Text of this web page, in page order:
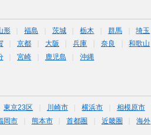
形 福島 茨城 栃木 群馬 埼玉
京都 大阪 兵庫 奈良 和歌山
宮崎 鹿児島 沖縄
東京23区 川崎市 横浜市 相模原市
岡市 熊本市 首都圏 近畿圏 海外